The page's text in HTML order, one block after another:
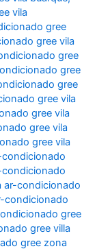
vila
gree
gree vila
gree
gree
gree
gree vila
gree vila
gree vila
gree vila
ar-condicionado
condicionado
gree
gree villa
gree zona